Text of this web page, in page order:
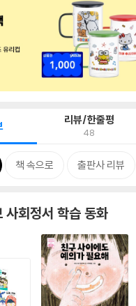
리뷰/한줄평
48
책 속으로 출판사 리뷰
사회정서 학습 동화